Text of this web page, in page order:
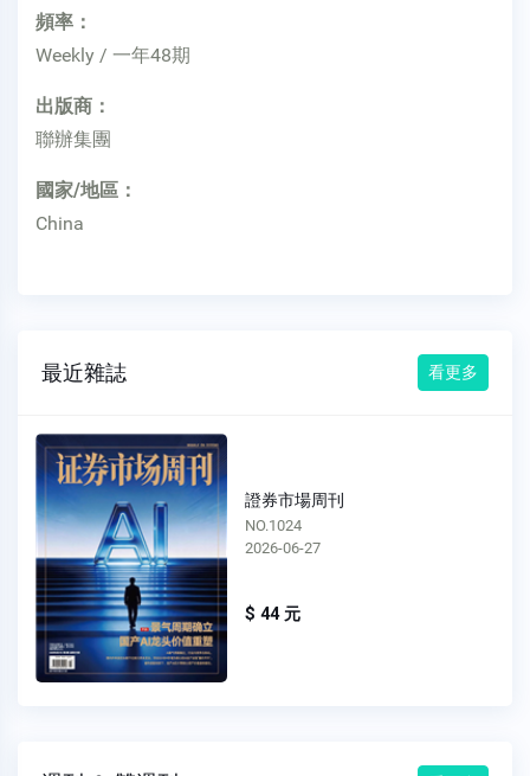
頻率：
Weekly / 一年48期
出版商：
聯辦集團
國家/地區：
China
最近雜誌 看更多
證券市場周刊
NO.1024
2026-06-27
$ 44 元